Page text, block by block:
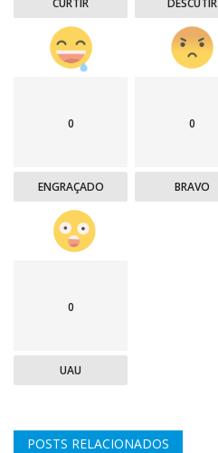
0
ENGRAÇADO
0
BRAVO
0
UAU
POSTS RELACIONADOS